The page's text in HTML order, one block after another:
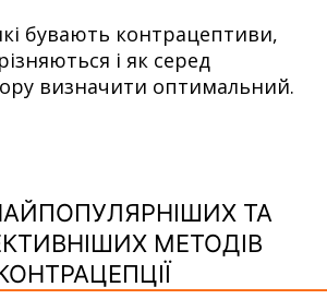
бувають контрацептиви,
і як серед
визначити оптимальний.
ТА
МЕТОДІВ